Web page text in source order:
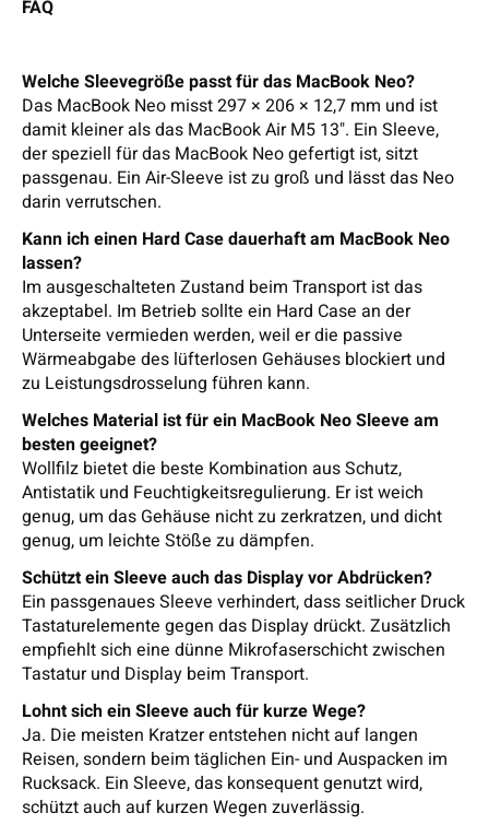
FAQ
Welche Sleevegröße passt für das MacBook Neo?
Das MacBook Neo misst 297 × 206 × 12,7 mm und ist
damit kleiner als das MacBook Air M5 13". Ein Sleeve,
der speziell für das MacBook Neo gefertigt ist, sitzt
passgenau. Ein Air-Sleeve ist zu groß und lässt das Neo
darin verrutschen.
Kann ich einen Hard Case dauerhaft am MacBook Neo
lassen?
Im ausgeschalteten Zustand beim Transport ist das
akzeptabel. Im Betrieb sollte ein Hard Case an der
Unterseite vermieden werden, weil er die passive
Wärmeabgabe des lüfterlosen Gehäuses blockiert und
zu Leistungsdrosselung führen kann.
Welches Material ist für ein MacBook Neo Sleeve am
besten geeignet?
Wollfilz bietet die beste Kombination aus Schutz,
Antistatik und Feuchtigkeitsregulierung. Er ist weich
genug, um das Gehäuse nicht zu zerkratzen, und dicht
genug, um leichte Stöße zu dämpfen.
Schützt ein Sleeve auch das Display vor Abdrücken?
Ein passgenaues Sleeve verhindert, dass seitlicher Druck
Tastaturelemente gegen das Display drückt. Zusätzlich
empfiehlt sich eine dünne Mikrofaserschicht zwischen
Tastatur und Display beim Transport.
Lohnt sich ein Sleeve auch für kurze Wege?
Ja. Die meisten Kratzer entstehen nicht auf langen
Reisen, sondern beim täglichen Ein- und Auspacken im
Rucksack. Ein Sleeve, das konsequent genutzt wird,
schützt auch auf kurzen Wegen zuverlässig.